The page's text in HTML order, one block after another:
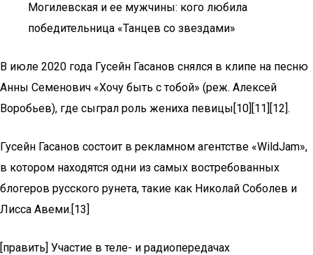
Могилевская и ее мужчины: кого любила
победительница «Танцев со звездами»
В июле 2020 года Гусейн Гасанов снялся в клипе на песню
Анны Семенович «Хочу быть с тобой» (реж. Алексей
Воробьев), где сыграл роль жениха певицы[10][11][12].
Гусейн Гасанов состоит в рекламном агентстве «WildJam»,
в котором находятся одни из самых востребованных
блогеров русского рунета, такие как Николай Соболев и
Лисса Авеми.[13]
[править] Участие в теле- и радиопередачах